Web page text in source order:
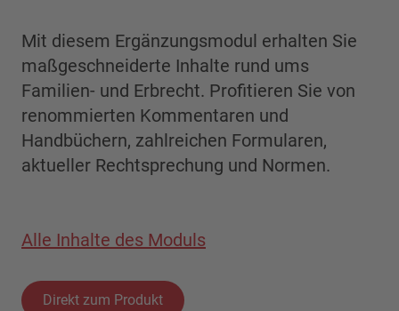
Mit diesem Ergänzungsmodul erhalten Sie
maßgeschneiderte Inhalte rund ums
Familien- und Erbrecht. Profitieren Sie von
renommierten Kommentaren und
Handbüchern, zahlreichen Formularen,
aktueller Rechtsprechung und Normen.
Alle Inhalte des Moduls
Direkt zum Produkt